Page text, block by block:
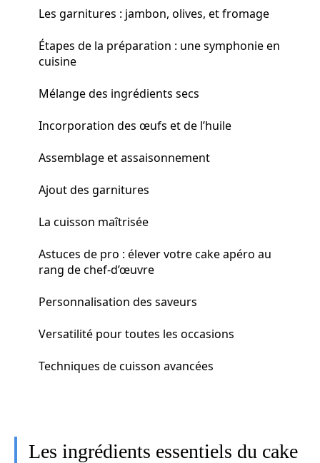
Les garnitures : jambon, olives, et fromage
Étapes de la préparation : une symphonie en
cuisine
Mélange des ingrédients secs
Incorporation des œufs et de l’huile
Assemblage et assaisonnement
Ajout des garnitures
La cuisson maîtrisée
Astuces de pro : élever votre cake apéro au
rang de chef-d’œuvre
Personnalisation des saveurs
Versatilité pour toutes les occasions
Techniques de cuisson avancées
Les ingrédients essentiels du cake